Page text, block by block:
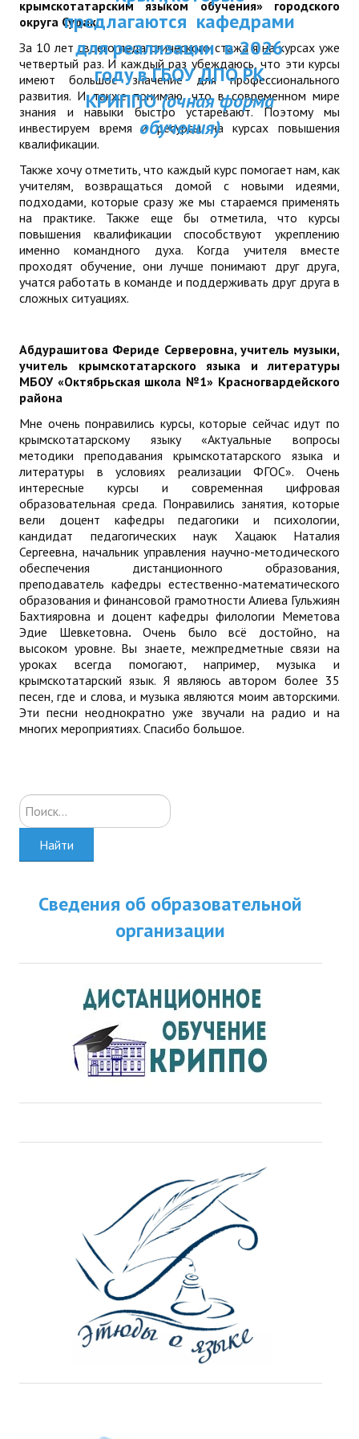
ДПО
Профессиональная переподготовка
Повышение квалификации
КОНТАКТЫ
ДПП ПК:
Актуальное
занятий
предлагаются кафедрами
для реализации в 2026
году в ГБОУ ДПО РК
КРИППО(очная форма
обучения)
крымскотатарским языком обучения» городского
округа Судак.
За 10 лет своего педагогического стажа я на курсах уже
четвертый раз. И каждый раз убеждаюсь, что эти курсы
имеют большое значение для профессионального
развития. И также понимаю, что в современном мире
знания и навыки быстро устаревают. Поэтому мы
инвестируем время и ресурсы на курсах повышения
квалификации.
Также хочу отметить, что каждый курс помогает нам, как
учителям, возвращаться домой с новыми идеями,
подходами, которые сразу же мы стараемся применять
на практике. Также еще бы отметила, что курсы
повышения квалификации способствуют укреплению
именно командного духа. Когда учителя вместе
проходят обучение, они лучше понимают друг друга,
учатся работать в команде и поддерживать друг друга в
сложных ситуациях.
Абдурашитова Фериде Серверовна, учитель музыки,
учитель крымскотатарского языка и литературы
МБОУ «Октябрьская школа №1» Красногвардейского
района
Мне очень понравились курсы, которые сейчас идут по
крымскотатарскому языку «Актуальные вопросы
методики преподавания крымскотатарского языка и
литературы в условиях реализации ФГОС». Очень
интересные курсы и современная цифровая
образовательная среда. Понравились занятия, которые
вели доцент кафедры педагогики и психологии,
кандидат педагогических наук Хацаюк Наталия
Сергеевна, начальник управления научно-методического
обеспечения дистанционного образования,
преподаватель кафедры естественно-математического
образования и финансовой грамотности Алиева Гульжиян
Бахтияровна и доцент кафедры филологии Меметова
Эдие Шевкетовна. Очень было всё достойно, на
высоком уровне. Вы знаете, межпредметные связи на
уроках всегда помогают, например, музыка и
крымскотатарский язык. Я являюсь автором более 35
песен, где и слова, и музыка являются моим авторскими.
Эти песни неоднократно уже звучали на радио и на
многих мероприятиях. Спасибо большое.
Искать...
Найти
Сведения об образовательной
организации